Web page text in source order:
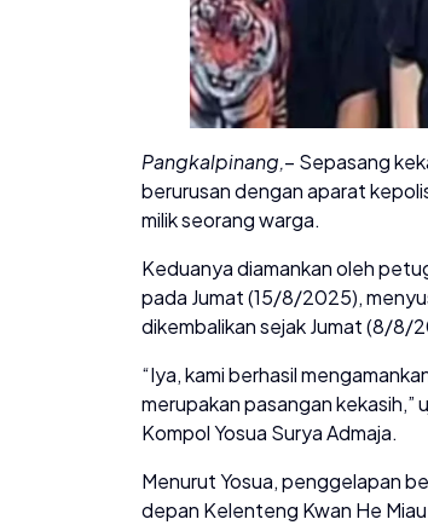
Pangkalpinang,– Sepasang
berurusan dengan aparat
milik seorang warga.
Keduanya diamankan oleh
pada Jumat (15/8/2025),
dikembalikan sejak Jumat (8/8/
“Iya, kami berhasil
merupakan pasangan kekasih,”
Kompol Yosua Surya Admaja.
Menurut Yosua, penggelapan
depan Kelenteng Kwan He